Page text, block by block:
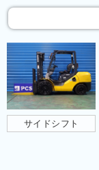
サイドシフト